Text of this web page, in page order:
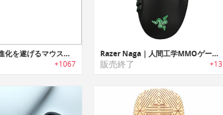
evoMouse｜進化を遂げるマウス「エボマウス」
+1067
Razer Naga｜人間工学MMOゲーミングマウス
販売終了 +13